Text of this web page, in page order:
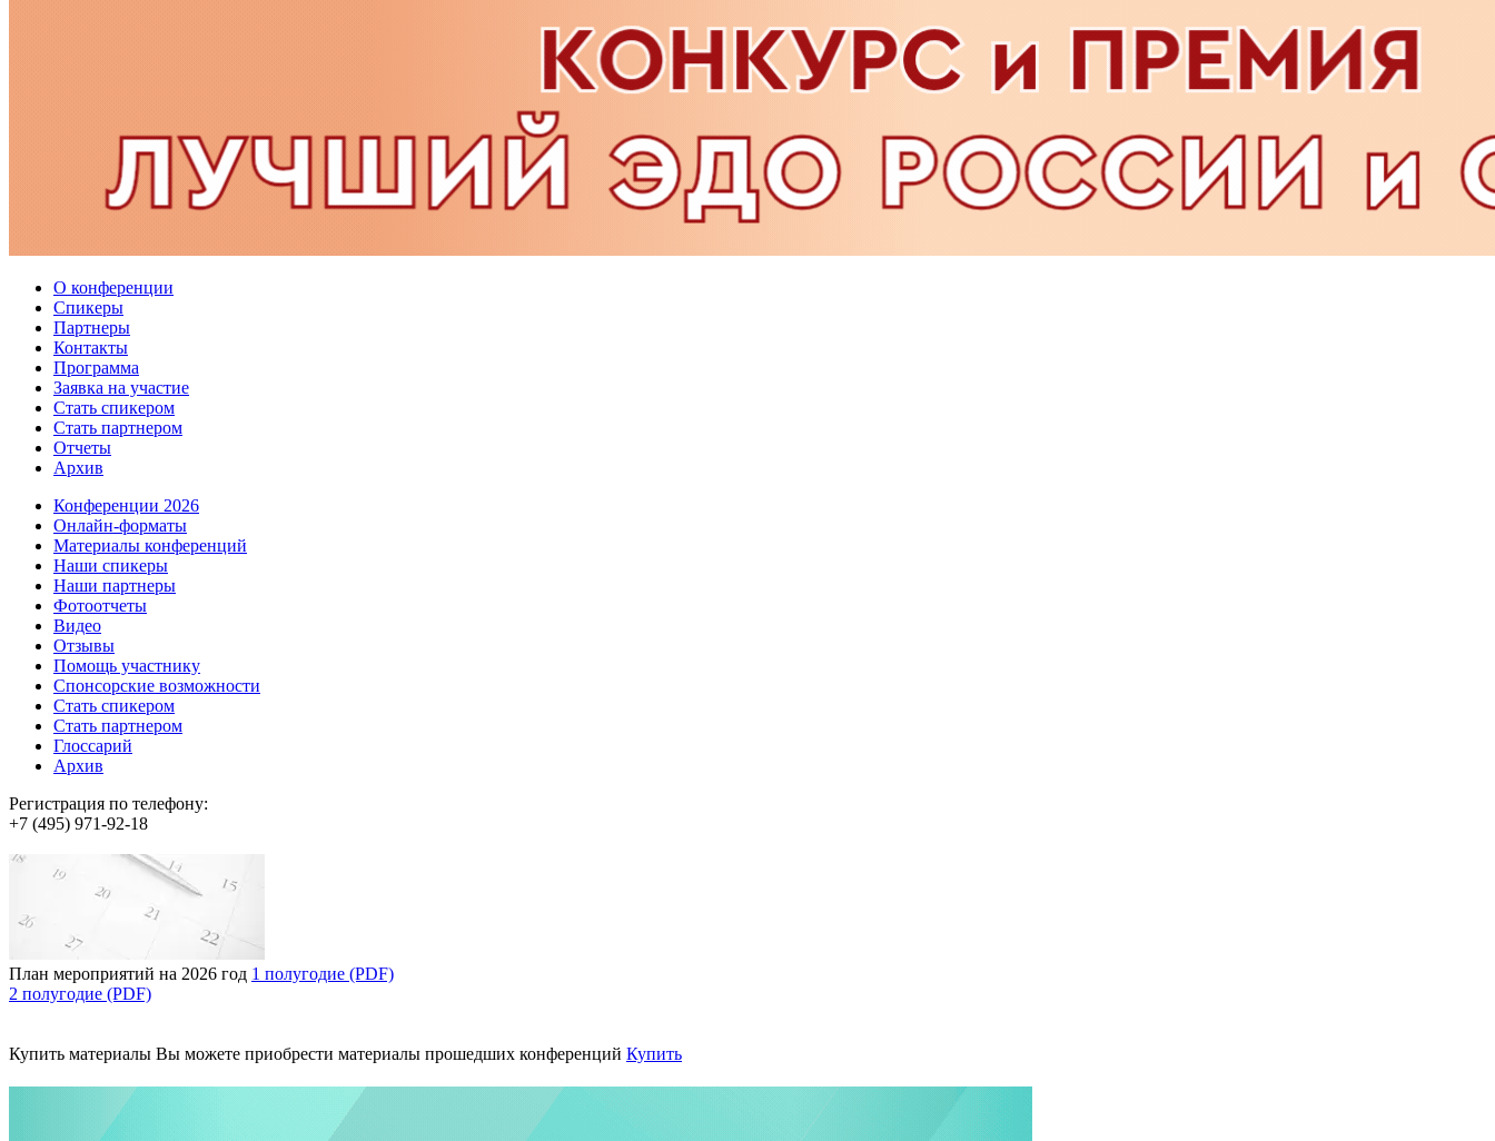
О конференции
Спикеры
Партнеры
Контакты
Программа
Заявка на участие
Стать спикером
Стать партнером
Отчеты
Архив
Конференции 2026
Онлайн-форматы
Материалы конференций
Наши спикеры
Наши партнеры
Фотоотчеты
Видео
Отзывы
Помощь участнику
Спонсорские возможности
Стать спикером
Стать партнером
Глоссарий
Архив
Регистрация по телефону:
+7 (495) 971-92-18
План мероприятий на 2026 год 1 полугодие (PDF)
2 полугодие (PDF)
Купить материалы Вы можете приобрести материалы прошедших конференций Купить